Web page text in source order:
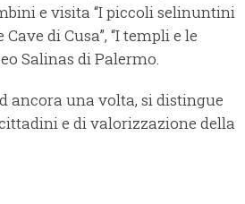
e visita “I piccoli selinuntini
di Cusa”, “I templi e le
Salinas di Palermo.
ancora una volta, si distingue
e di valorizzazione della